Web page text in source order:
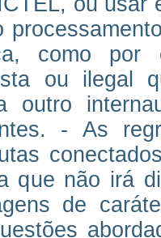
como por
ou ilegal
outro
- As
que não irá
de